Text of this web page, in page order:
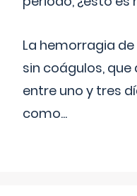
La hemorragia
sin coágulos,
entre uno y tres
como...